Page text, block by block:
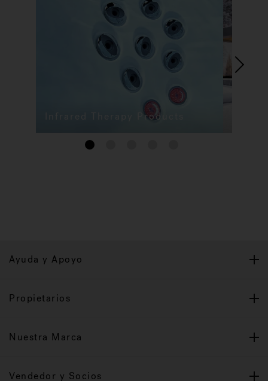
Infrared Therapy Products
1
Ayuda y Apoyo
Propietarios
Nuestra Marca
Vendedor y Socios